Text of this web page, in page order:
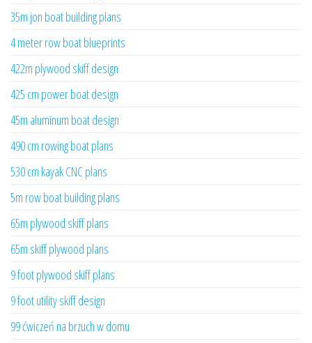
35m jon boat building plans
4 meter row boat blueprints
422m plywood skiff design
425 cm power boat design
45m aluminum boat design
490 cm rowing boat plans
530 cm kayak CNC plans
5m row boat building plans
65m plywood skiff plans
65m skiff plywood plans
9 foot plywood skiff plans
9 foot utility skiff design
99 ćwiczeń na brzuch w domu